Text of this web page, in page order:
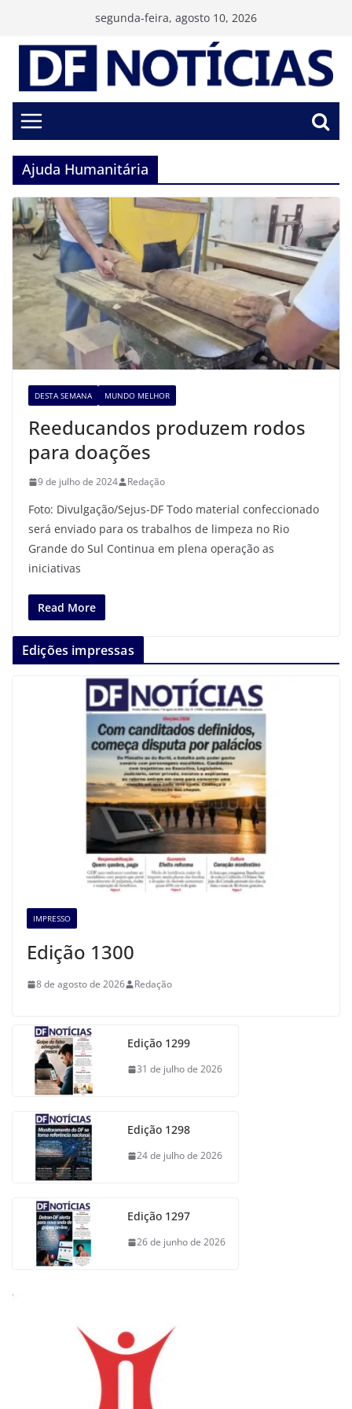
conteúdo
segunda-feira, agosto 10, 2026
Ajuda Humanitária
DESTA SEMANA MUNDO MELHOR
Reeducandos produzem rodos
para doações
9 de julho de 2024 Redação
Foto: Divulgação/Sejus-DF Todo material confeccionado
será enviado para os trabalhos de limpeza no Rio
Grande do Sul Continua em plena operação as
iniciativas
Read More
Edições impressas
IMPRESSO
Edição 1300
8 de agosto de 2026 Redação
Edição 1299
31 de julho de 2026
Edição 1298
24 de julho de 2026
Edição 1297
26 de junho de 2026